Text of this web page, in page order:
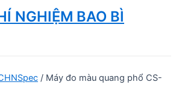
NGHIỆM BAO BÌ
/ Máy đo màu quang phổ CS-